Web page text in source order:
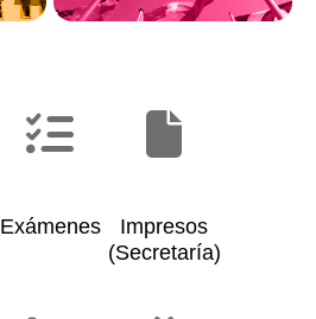
Exámenes
Impresos
(Secretaría)